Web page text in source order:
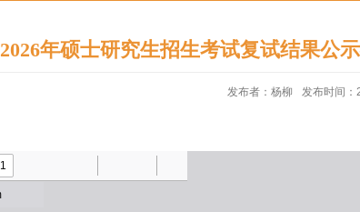
2026年硕士研究生招生考试复试结果公
发布者：杨柳 发布时间